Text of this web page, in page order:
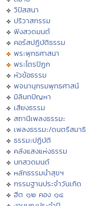
วิปัสสนา
ปริวาสกรรม
ฟังสวดมนต์
คอร์สปฏิบัติธรรม
พระพุทธศาสนา
พระไตรปิฏก
หัวข้อธรรม
พจนานุกรมพุทธศาสน์
มิลินทปัญหา
เสียงธรรม
สถานีเพลงธรรมะ
เพลงธรรมะ/ดนตรีสมาธิ
ธรรมะปฏิบัติ
คลังแสงแห่งธรรม
บทสวดมนต์
หลักธรรมนำสุขฯ
กรรมฐานประจำวันเกิด
ฮีต ๑๒ คอง ๑๔